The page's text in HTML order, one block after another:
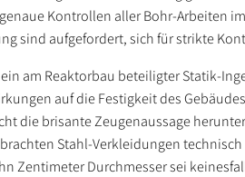
Kontrollen aller Bohr-Arbeiten
sind aufgefordert, sich für strikte
ein am Reaktorbau beteiligter Statik-
auf die Festigkeit des
die brisante Zeugenaussage
Stahl-Verkleidungen
Zentimeter Durchmesser sei